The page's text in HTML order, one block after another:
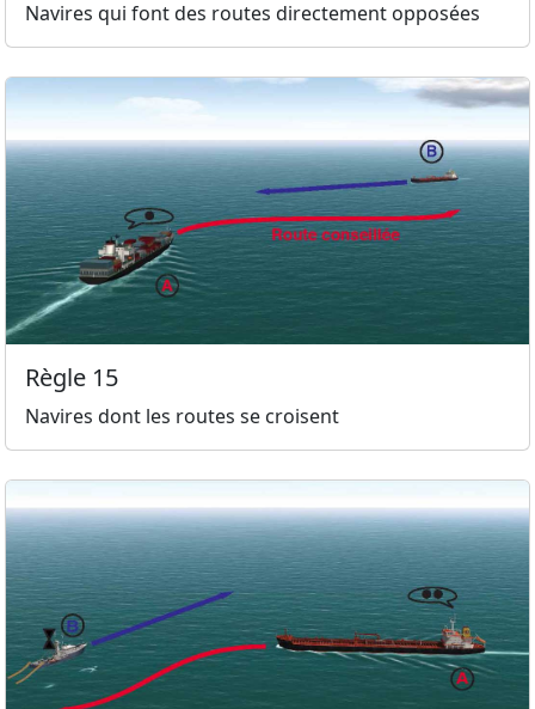
Navires qui font des routes directement opposées
Règle 15
Navires dont les routes se croisent